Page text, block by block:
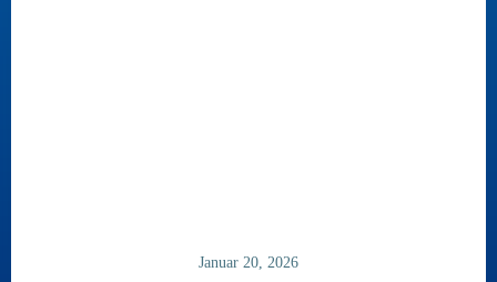
Januar 20, 2026